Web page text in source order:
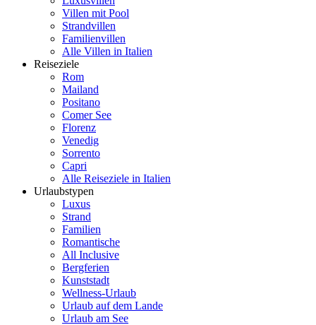
Villen mit Pool
Strandvillen
Familienvillen
Alle Villen in Italien
Reiseziele
Rom
Mailand
Positano
Comer See
Florenz
Venedig
Sorrento
Capri
Alle Reiseziele in Italien
Urlaubstypen
Luxus
Strand
Familien
Romantische
All Inclusive
Bergferien
Kunststadt
Wellness-Urlaub
Urlaub auf dem Lande
Urlaub am See